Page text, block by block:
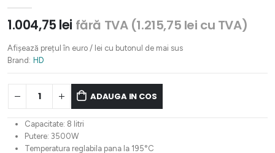
1.004,75 lei fără TVA (1.215,75 lei cu TVA)
Afișează prețul în euro / lei cu butonul de mai sus
Brand: HD
ADAUGA IN COS
Capacitate: 8 litri
Putere: 3500W
Temperatura reglabila pana la 195°C